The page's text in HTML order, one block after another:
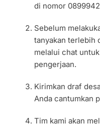
di nomor
Sebelum
tanyakan terlebih
melalui chat
pengerjaan.
Kirimkan draf
Anda cantumkan
Tim kami akan